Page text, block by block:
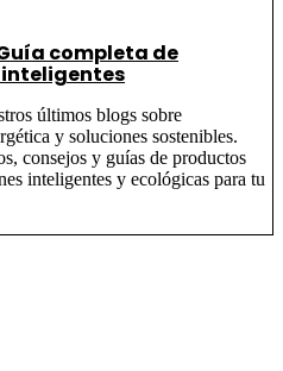
completa de
últimos blogs sobre
y soluciones sostenibles.
consejos y guías de productos
inteligentes y ecológicas para tu